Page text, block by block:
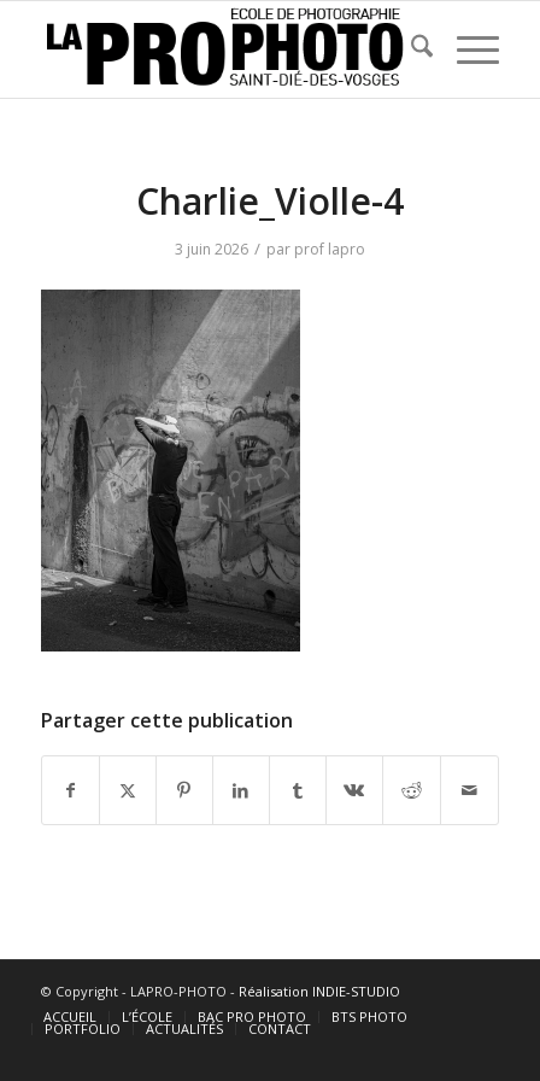
Charlie_Violle-4
3 juin 2026 / par prof lapro
Partager cette publication
© Copyright - LAPRO-PHOTO - Réalisation INDIE-STUDIO
ACCUEIL
L’ÉCOLE BAC PRO PHOTO BTS PHOTO
PORTFOLIO ACTUALITÉS CONTACT